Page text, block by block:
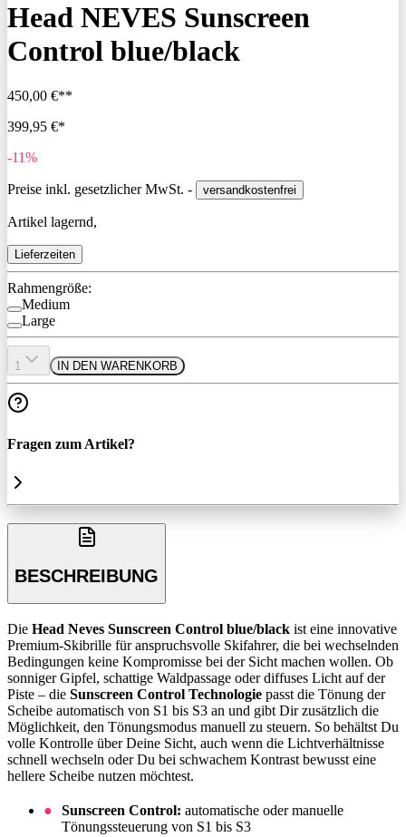
Head NEVES Sunscreen
Control blue/black
450,00 €**
399,95 €*
-11%
Preise inkl. gesetzlicher MwSt. - versandkostenfrei
Artikel lagernd,
Lieferzeiten
Rahmengröße:
Medium
Large
1 IN DEN WARENKORB
Fragen zum Artikel?
BESCHREIBUNG
Die Head Neves Sunscreen Control blue/black ist eine innovative
Premium-Skibrille für anspruchsvolle Skifahrer, die bei wechselnden
Bedingungen keine Kompromisse bei der Sicht machen wollen. Ob
sonniger Gipfel, schattige Waldpassage oder diffuses Licht auf der
Piste – die Sunscreen Control Technologie passt die Tönung der
Scheibe automatisch von S1 bis S3 an und gibt Dir zusätzlich die
Möglichkeit, den Tönungsmodus manuell zu steuern. So behältst Du
volle Kontrolle über Deine Sicht, auch wenn die Lichtverhältnisse
schnell wechseln oder Du bei schwachem Kontrast bewusst eine
hellere Scheibe nutzen möchtest.
Sunscreen Control: automatische oder manuelle
Tönungssteuerung von S1 bis S3